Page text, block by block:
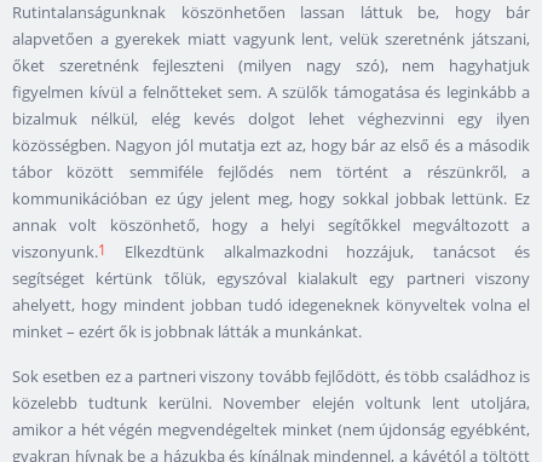
Rutintalanságunknak köszönhetően lassan láttuk be, hogy bár
alapvetően a gyerekek miatt vagyunk lent, velük szeretnénk játszani,
őket szeretnénk fejleszteni (milyen nagy szó), nem hagyhatjuk
figyelmen kívül a felnőtteket sem. A szülők támogatása és leginkább a
bizalmuk nélkül, elég kevés dolgot lehet véghezvinni egy ilyen
közösségben. Nagyon jól mutatja ezt az, hogy bár az első és a második
tábor között semmiféle fejlődés nem történt a részünkről, a
kommunikációban ez úgy jelent meg, hogy sokkal jobbak lettünk. Ez
annak volt köszönhető, hogy a helyi segítőkkel megváltozott a
viszonyunk.1
Elkezdtünk alkalmazkodni hozzájuk, tanácsot és
segítséget kértünk tőlük, egyszóval kialakult egy partneri viszony
ahelyett, hogy mindent jobban tudó idegeneknek könyveltek volna el
minket – ezért ők is jobbnak látták a munkánkat.
Sok esetben ez a partneri viszony tovább fejlődött, és több családhoz is
közelebb tudtunk kerülni. November elején voltunk lent utoljára,
amikor a hét végén megvendégeltek minket (nem újdonság egyébként,
gyakran hívnak be a házukba és kínálnak mindennel, a kávétól a töltött